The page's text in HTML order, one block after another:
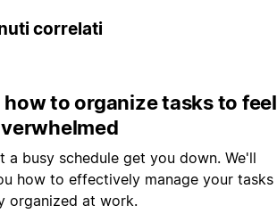
correlati
how to organize tasks to feel
a busy schedule get you down. We'll
how to effectively manage your tasks
organized at work.